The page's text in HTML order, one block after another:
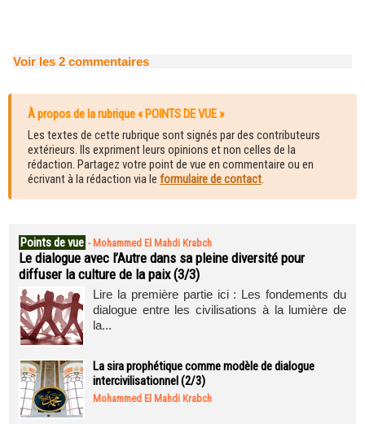
Voir les 2 commentaires
À propos de la rubrique « POINTS DE VUE »
Les textes de cette rubrique sont signés par des contributeurs
extérieurs. Ils expriment leurs opinions et non celles de la
rédaction. Partagez votre point de vue en commentaire ou en
écrivant à la rédaction via le formulaire de contact.
Points de vue - Mohammed El Mahdi Krabch
Le dialogue avec l’Autre dans sa pleine diversité pour
diffuser la culture de la paix (3/3)
Lire la première partie ici : Les fondements du
dialogue entre les civilisations à la lumière de
la...
La sira prophétique comme modèle de dialogue
intercivilisationnel (2/3)
Mohammed El Mahdi Krabch